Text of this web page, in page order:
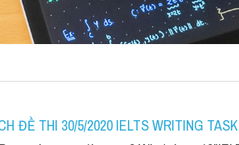
ĐỀ THI 30/5/2020 IELTS WRITING